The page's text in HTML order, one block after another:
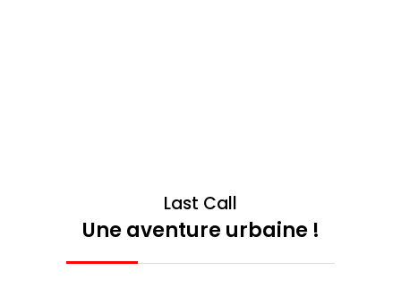
Last Call
Une aventure urbaine !